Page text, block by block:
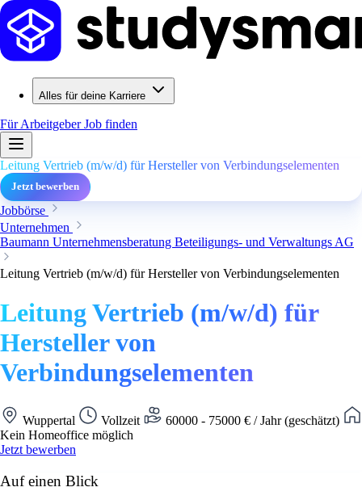
Alles für deine Karriere
Für ArbeitgeberJob finden
Leitung Vertrieb (m/w/d) für Hersteller von Verbindungselementen
Jetzt bewerben
Jobbörse
Unternehmen
Baumann Unternehmensberatung Beteiligungs- und Verwaltungs AG
Leitung Vertrieb (m/w/d) für Hersteller von Verbindungselementen
Leitung Vertrieb (m/w/d) für
Hersteller von
Verbindungselementen
Wuppertal Vollzeit
60000 - 75000 € / Jahr (geschätzt)
Kein Homeoffice möglich
Jetzt bewerben
Auf einen Blick